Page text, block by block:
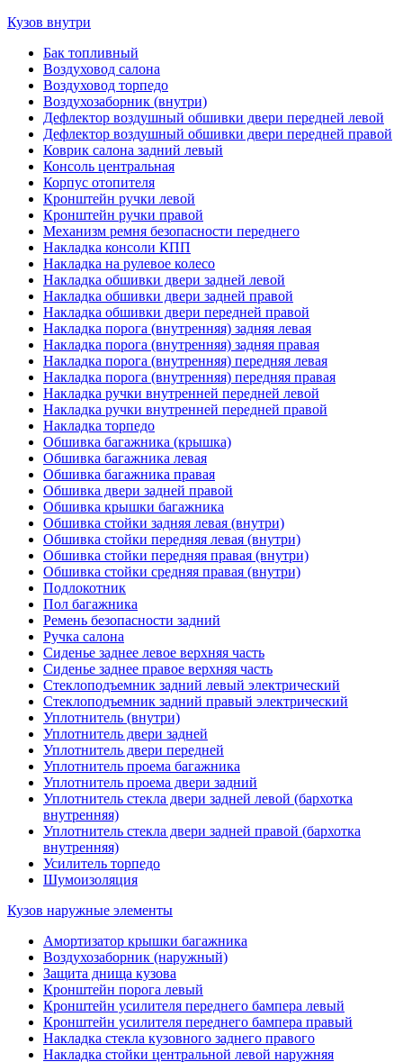
Кузов внутри
Бак топливный
Воздуховод салона
Воздуховод торпедо
Воздухозаборник (внутри)
Дефлектор воздушный обшивки двери передней левой
Дефлектор воздушный обшивки двери передней правой
Коврик салона задний левый
Консоль центральная
Корпус отопителя
Кронштейн ручки левой
Кронштейн ручки правой
Механизм ремня безопасности переднего
Накладка консоли КПП
Накладка на рулевое колесо
Накладка обшивки двери задней левой
Накладка обшивки двери задней правой
Накладка обшивки двери передней правой
Накладка порога (внутренняя) задняя левая
Накладка порога (внутренняя) задняя правая
Накладка порога (внутренняя) передняя левая
Накладка порога (внутренняя) передняя правая
Накладка ручки внутренней передней левой
Накладка ручки внутренней передней правой
Накладка торпедо
Обшивка багажника (крышка)
Обшивка багажника левая
Обшивка багажника правая
Обшивка двери задней правой
Обшивка крышки багажника
Обшивка стойки задняя левая (внутри)
Обшивка стойки передняя левая (внутри)
Обшивка стойки передняя правая (внутри)
Обшивка стойки средняя правая (внутри)
Подлокотник
Пол багажника
Ремень безопасности задний
Ручка салона
Сиденье заднее левое верхняя часть
Сиденье заднее правое верхняя часть
Стеклоподъемник задний левый электрический
Стеклоподъемник задний правый электрический
Уплотнитель (внутри)
Уплотнитель двери задней
Уплотнитель двери передней
Уплотнитель проема багажника
Уплотнитель проема двери задний
Уплотнитель стекла двери задней левой (бархотка
внутренняя)
Уплотнитель стекла двери задней правой (бархотка
внутренняя)
Усилитель торпедо
Шумоизоляция
Кузов наружные элементы
Амортизатор крышки багажника
Воздухозаборник (наружный)
Защита днища кузова
Кронштейн порога левый
Кронштейн усилителя переднего бампера левый
Кронштейн усилителя переднего бампера правый
Накладка стекла кузовного заднего правого
Накладка стойки центральной левой наружняя